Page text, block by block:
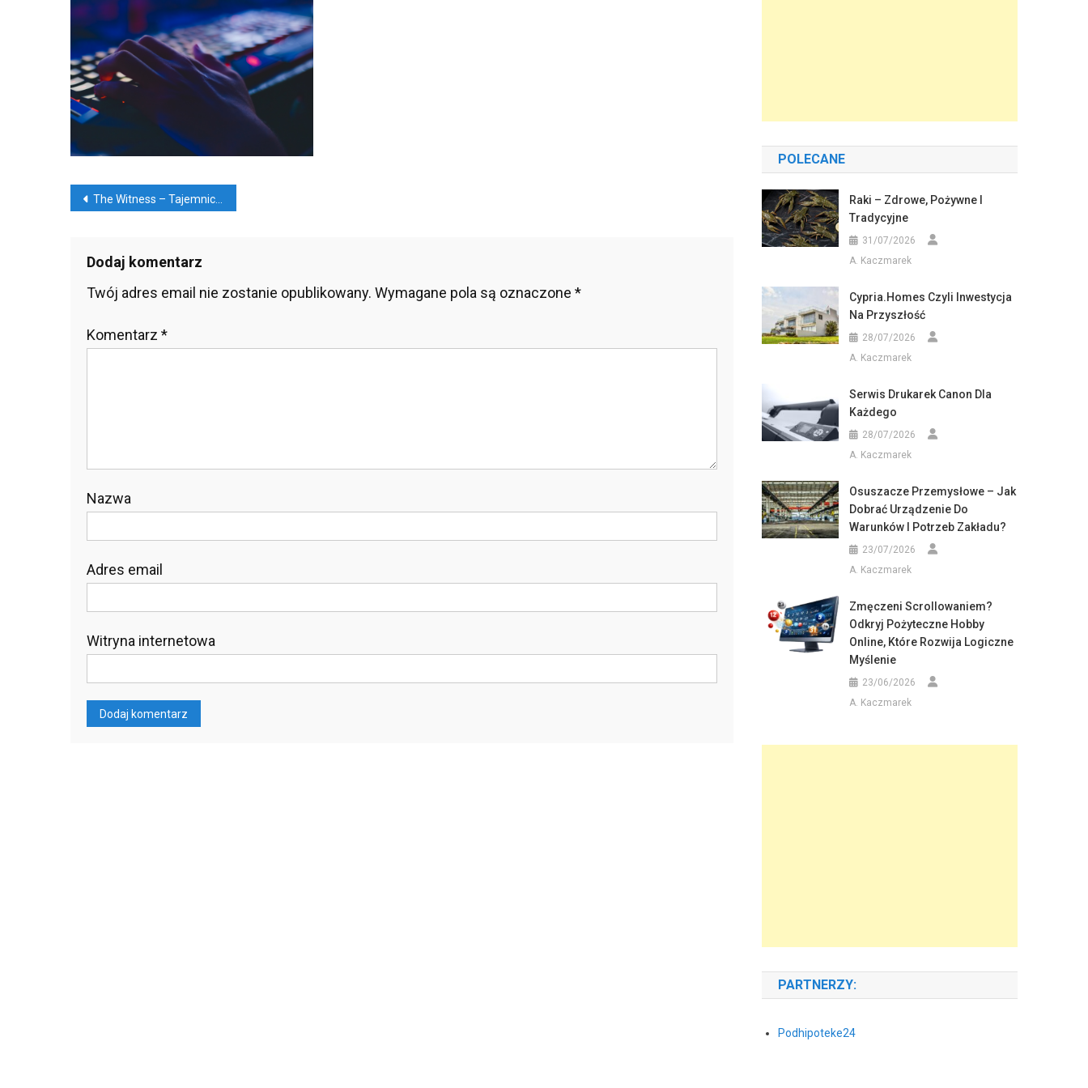
Nawigacja
The Witness – Tajemnica Opuszczonej wyspy
Dodaj komentarz
Twój adres email nie zostanie opublikowany. Wymagane pola są oznaczone *
Komentarz *
Nazwa
Adres email
Witryna internetowa
POLECANE
Raki – Zdrowe, Pożywne I
Tradycyjne
31/07/2026
A. Kaczmarek
Cypria.homes Czyli Inwestycja
Na Przyszłość
28/07/2026
A. Kaczmarek
Serwis Drukarek Canon Dla
Każdego
28/07/2026
A. Kaczmarek
Osuszacze Przemysłowe – Jak
Dobrać Urządzenie Do
Warunków I Potrzeb Zakładu?
23/07/2026
A. Kaczmarek
Zmęczeni Scrollowaniem?
Odkryj Pożyteczne Hobby
Online, Które Rozwija Logiczne
Myślenie
23/06/2026
A. Kaczmarek
PARTNERZY:
Podhipoteke24